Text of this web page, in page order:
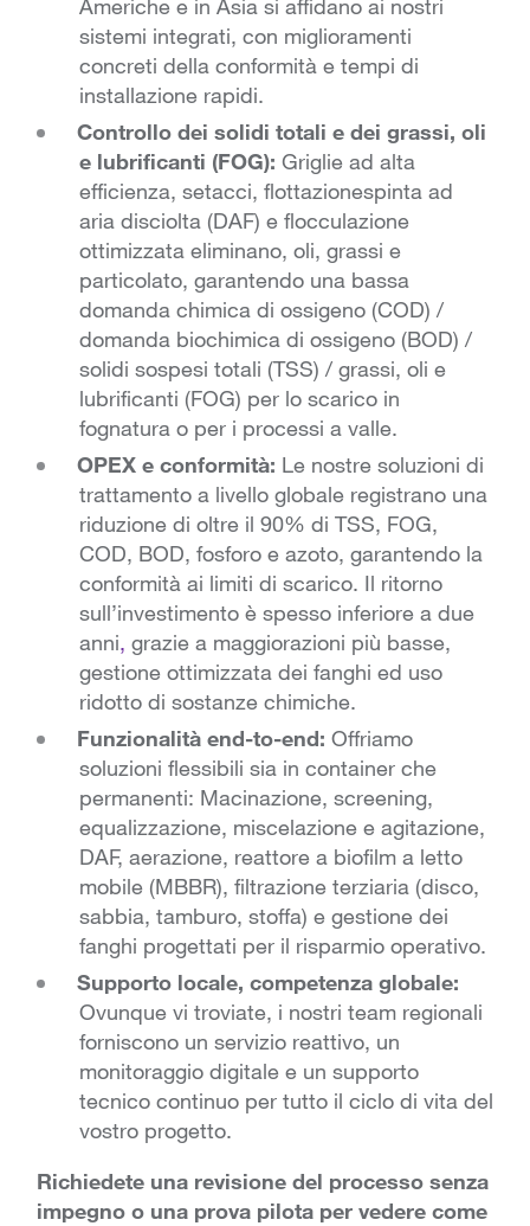
Americhe e in Asia si affidano ai nostri
sistemi integrati, con miglioramenti
concreti della conformità e tempi di
installazione rapidi.
Controllo dei solidi totali e dei grassi, oli
e lubrificanti (FOG): Griglie ad alta
efficienza, setacci, flottazionespinta ad
aria disciolta (DAF) e flocculazione
ottimizzata eliminano, oli, grassi e
particolato, garantendo una bassa
domanda chimica di ossigeno (COD) /
domanda biochimica di ossigeno (BOD) /
solidi sospesi totali (TSS) / grassi, oli e
lubrificanti (FOG) per lo scarico in
fognatura o per i processi a valle.
OPEX e conformità: Le nostre soluzioni di
trattamento a livello globale registrano una
riduzione di oltre il 90% di TSS, FOG,
COD, BOD, fosforo e azoto, garantendo la
conformità ai limiti di scarico. Il ritorno
sull’investimento è spesso inferiore a due
anni, grazie a maggiorazioni più basse,
gestione ottimizzata dei fanghi ed uso
ridotto di sostanze chimiche.
Funzionalità end-to-end: Offriamo
soluzioni flessibili sia in container che
permanenti: Macinazione, screening,
equalizzazione, miscelazione e agitazione,
DAF, aerazione, reattore a biofilm a letto
mobile (MBBR), filtrazione terziaria (disco,
sabbia, tamburo, stoffa) e gestione dei
fanghi progettati per il risparmio operativo.
Supporto locale, competenza globale:
Ovunque vi troviate, i nostri team regionali
forniscono un servizio reattivo, un
monitoraggio digitale e un supporto
tecnico continuo per tutto il ciclo di vita del
vostro progetto.
Richiedete una revisione del processo senza
impegno o una prova pilota per vedere come